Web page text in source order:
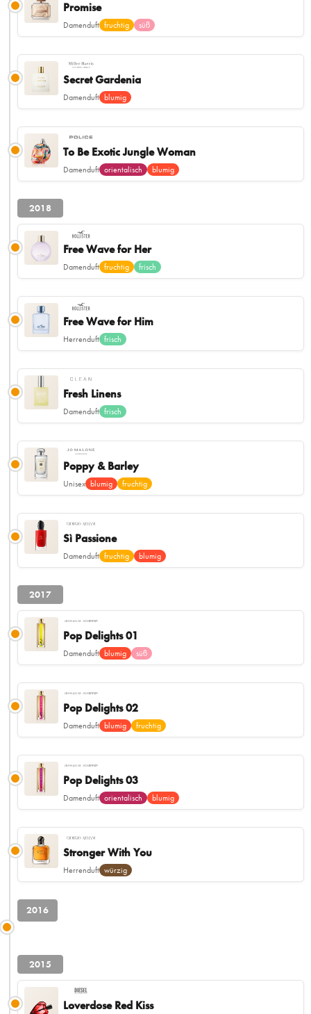
Promise
Damenduft fruchtig süß
Secret Gardenia
Damenduft blumig
To Be Exotic Jungle Woman
Damenduft orientalisch blumig
2018
Free Wave for Her
Damenduft fruchtig frisch
Free Wave for Him
Herrenduft frisch
Fresh Linens
Damenduft frisch
Poppy & Barley
Unisex blumig fruchtig
Sì Passione
Damenduft fruchtig blumig
2017
Pop Delights 01
Damenduft blumig süß
Pop Delights 02
Damenduft blumig fruchtig
Pop Delights 03
Damenduft orientalisch blumig
Stronger With You
Herrenduft würzig
2016
2015
Loverdose Red Kiss